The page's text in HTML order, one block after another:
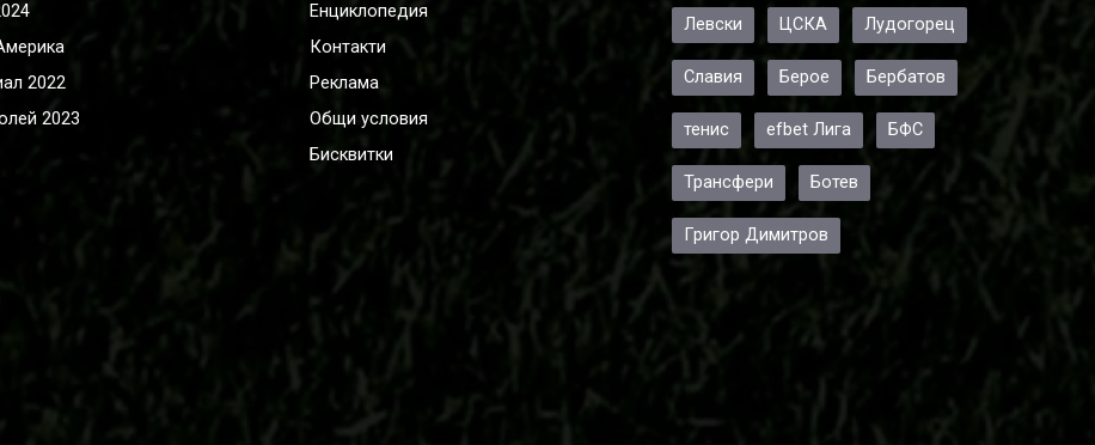
2022
2023
Енциклопедия
Контакти
Реклама
Общи условия
Бисквитки
Левски ЦСКА Лудогорец
Славия Берое Бербатов
тенис efbet Лига БФС
Трансфери Ботев
Григор Димитров